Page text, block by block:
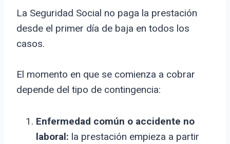
La Seguridad Social no paga la prestación
desde el primer día de baja en todos los
casos.
El momento en que se comienza a cobrar
depende del tipo de contingencia:
Enfermedad común o accidente no
laboral: la prestación empieza a partir